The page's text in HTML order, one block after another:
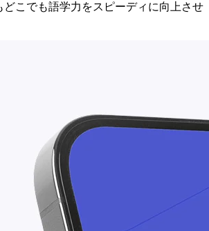
どこでも語学力をスピーディに向上させ